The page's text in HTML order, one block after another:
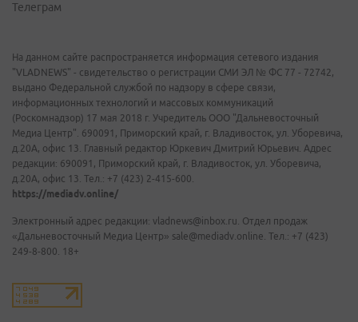
Телеграм
На данном сайте распространяется информация сетевого издания
"VLADNEWS" - свидетельство о регистрации СМИ ЭЛ № ФС 77 - 72742,
выдано Федеральной службой по надзору в сфере связи,
информационных технологий и массовых коммуникаций
(Роскомнадзор) 17 мая 2018 г. Учредитель ООО "Дальневосточный
Медиа Центр". 690091, Приморский край, г. Владивосток, ул. Уборевича,
д.20А, офис 13. Главный редактор Юркевич Дмитрий Юрьевич. Адрес
редакции: 690091, Приморский край, г. Владивосток, ул. Уборевича,
д.20А, офис 13. Тел.: +7 (423) 2-415-600.
https://mediadv.online/
Электронный адрес редакции: vladnews@inbox.ru. Отдел продаж
«Дальневосточный Медиа Центр» sale@mediadv.online. Тел.: +7 (423)
249-8-800. 18+